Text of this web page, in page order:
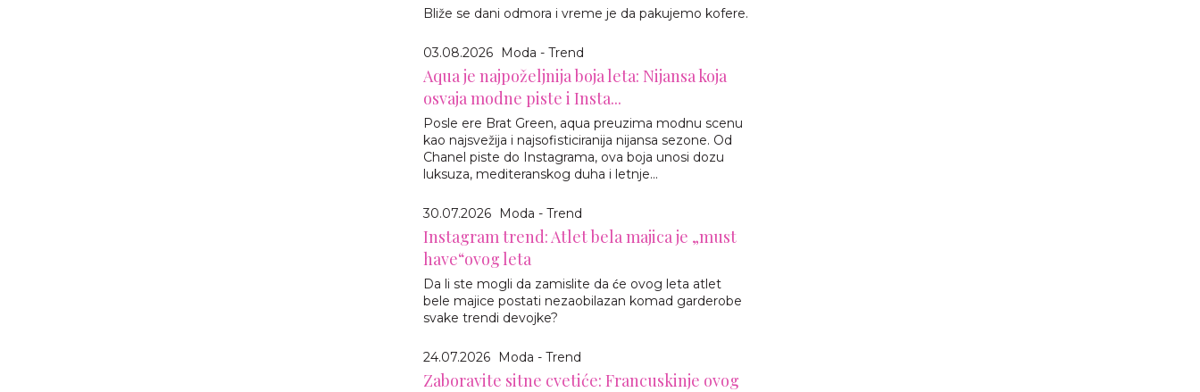
Bliže se dani odmora i vreme je da pakujemo kofere.
03.08.2026 Moda - Trend
Aqua je najpoželjnija boja leta: Nijansa koja
osvaja modne piste i Insta...
Posle ere Brat Green, aqua preuzima modnu scenu
kao najsvežija i najsofisticiranija nijansa sezone. Od
Chanel piste do Instagrama, ova boja unosi dozu
luksuza, mediteranskog duha i letnje...
30.07.2026 Moda - Trend
Instagram trend: Atlet bela majica je „must
have“ovog leta
Da li ste mogli da zamislite da će ovog leta atlet
bele majice postati nezaobilazan komad garderobe
svake trendi devojke?
24.07.2026 Moda - Trend
Zaboravite sitne cvetiće: Francuskinje ovog